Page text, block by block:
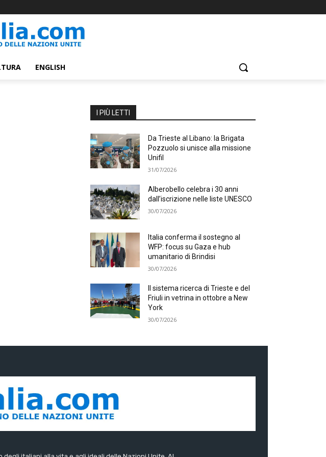
ENGLISH
I PIÙ LETTI
Da Trieste al Libano: la Brigata
Pozzuolo si unisce alla missione
Unifil
31/07/2026
Alberobello celebra i 30 anni
dall’iscrizione nelle liste UNESCO
30/07/2026
Italia conferma il sostegno al
WFP: focus su Gaza e hub
umanitario di Brindisi
30/07/2026
Il sistema ricerca di Trieste e del
Friuli in vetrina in ottobre a New
York
30/07/2026